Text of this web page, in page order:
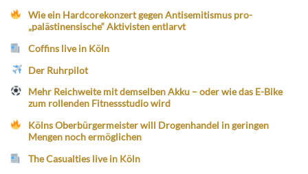
Wie ein Hardcorekonzert gegen Antisemitismus pro-
„palästinensische“ Aktivisten entlarvt
Coffins live in Köln
Der Ruhrpilot
Mehr Reichweite mit demselben Akku – oder wie das E-Bike
zum rollenden Fitnessstudio wird
Kölns Oberbürgermeister will Drogenhandel in geringen
Mengen noch ermöglichen
The Casualties live in Köln